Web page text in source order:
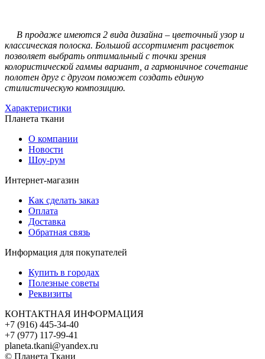
В продаже имеются 2 вида дизайна – цветочный узор и
классическая полоска. Большой ассортимент расцветок
позволяет выбрать оптимальный с точки зрения
колористической гаммы вариант, а гармоничное сочетание
полотен друг с другом поможет создать единую
стилистическую композицию.
Характеристики
Планета ткани
О компании
Новости
Шоу-рум
Интернет-магазин
Как сделать заказ
Оплата
Доставка
Обратная связь
Информация для покупателей
Купить в городах
Полезные советы
Реквизиты
КОНТАКТНАЯ ИНФОРМАЦИЯ
+7 (916) 445-34-40
+7 (977) 117-99-41
planeta.tkani@yandex.ru
© Планета Ткани